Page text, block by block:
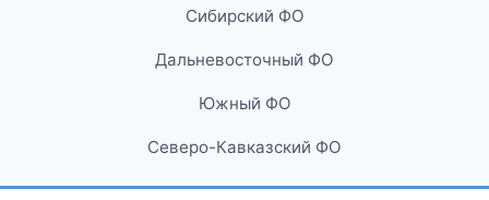
Сибирский ФО
Дальневосточный ФО
Южный ФО
Северо-Кавказский ФО